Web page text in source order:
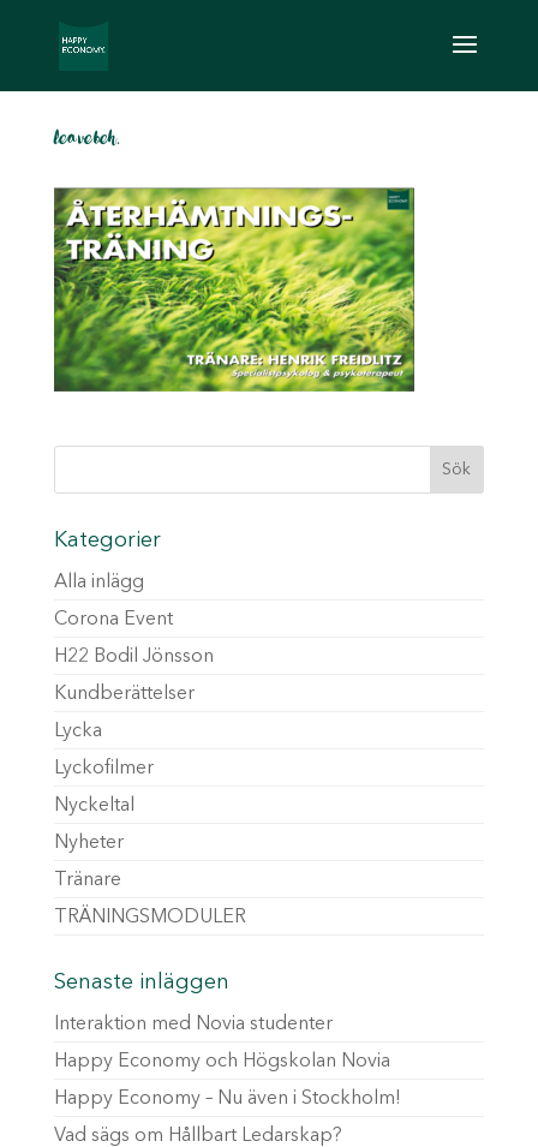
leavebeh.
Kategorier
Alla inlägg
Corona Event
H22 Bodil Jönsson
Kundberättelser
Lycka
Lyckofilmer
Nyckeltal
Nyheter
Tränare
TRÄNINGSMODULER
Senaste inläggen
Interaktion med Novia studenter
Happy Economy och Högskolan Novia
Happy Economy – Nu även i Stockholm!
Vad sägs om Hållbart Ledarskap?